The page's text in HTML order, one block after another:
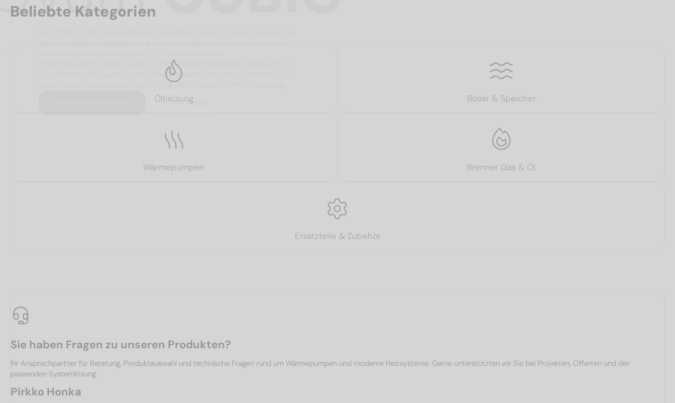
Sicherheitsvorrichtungen möglich. Die flexibel kombinierbaren Module mit je
6,8 kW lassen sich exakt an den Bedarf anpassen und später erweitern – mit
serienmässig integrierter aktiver Kühlung und intelligenter MIRA-Steuerung.
Weitere Modelle
Beliebte Kategorien
Ölheizung Boiler & Speicher
Wärmepumpen Brenner Gas & Öl
Ersatzteile & Zubehör
Sie haben Fragen zu unseren Produkten?
Ihr Ansprechpartner für Beratung, Produktauswahl und technische Fragen rund um Wärmepumpen und moderne Heizsysteme. Gerne unterstützten wir Sie bei Projekten, Offerten und der
passenden Systemlösung.
Pirkko Honka